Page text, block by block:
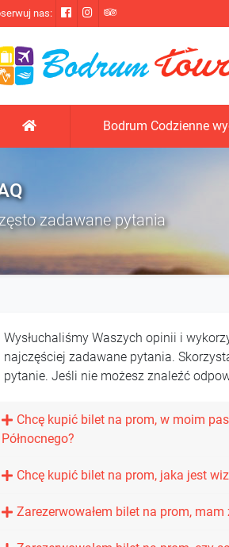
nas:
Bodrum Codzienne
zadawane pytania
Wysłuchaliśmy Waszych opinii i
najczęściej zadawane pytania.
pytanie. Jeśli nie możesz znaleźć
Chcę kupić bilet na prom, w moim
Północnego?
Chcę kupić bilet na prom, jaka jest
Zarezerwowałem bilet na prom,